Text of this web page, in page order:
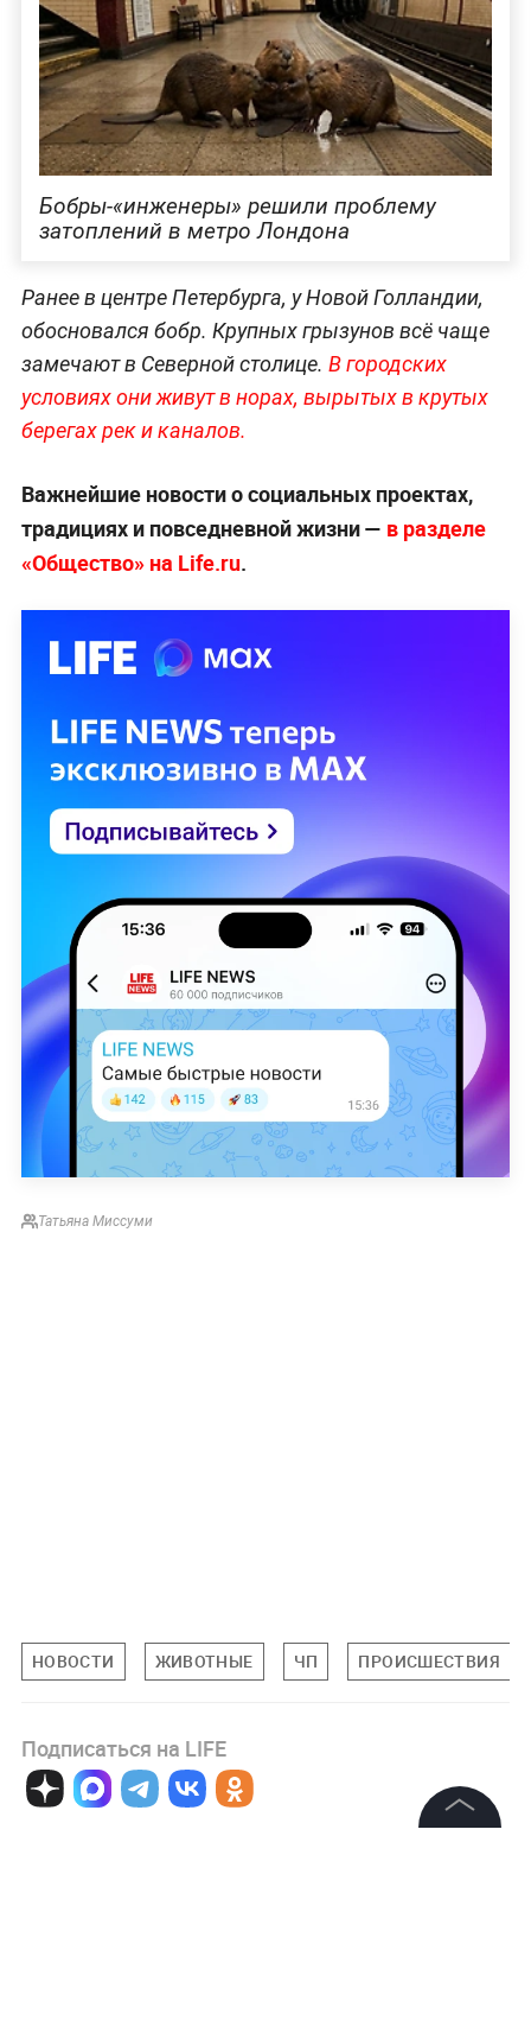
Бобры-«инженеры» решили проблему
затоплений в метро Лондона
Ранее в центре Петербурга, у Новой Голландии,
обосновался бобр. Крупных грызунов всё чаще
замечают в Северной столице. В городских
условиях они живут в норах, вырытых в крутых
берегах рек и каналов.
Важнейшие новости о социальных проектах,
традициях и повседневной жизни — в разделе
«Общество» на Life.ru.
Татьяна Миссуми
НОВОСТИ ЖИВОТНЫЕ ЧП ПРОИСШЕСТВИЯ
Подписаться на LIFE